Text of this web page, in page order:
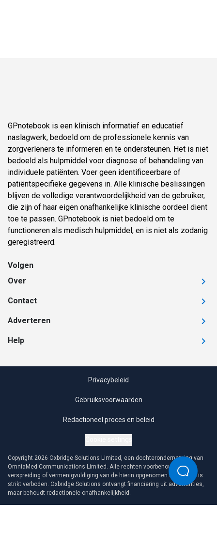
GPnotebook is een klinisch informatief en educatief
naslagwerk, bedoeld om de professionele kennis van
zorgverleners te informeren en te ondersteunen. Het is niet
bedoeld als hulpmiddel voor diagnose of behandeling van
individuele patiënten. Voer geen identificeerbare of
patiëntspecifieke gegevens in. Alle klinische beslissingen
blijven de volledige verantwoordelijkheid van de gebruiker,
die zijn of haar eigen onafhankelijke klinische oordeel dient
toe te passen. GPnotebook is niet bedoeld om te
functioneren als medisch hulpmiddel, en is niet als zodanig
geregistreerd.
Volgen
Over
Contact
Adverteren
Help
Privacybeleid
Gebruiksvoorwaarden
Redactioneel proces en beleid
Copyright 2026 Oxbridge Solutions Limited, een dochteronderneming van
OmniaMed Communications Limited. Alle rechten voorbehouden. Elke
verspreiding of vermenigvuldiging van de hierin opgenomen informatie is
strikt verboden. Oxbridge Solutions ontvangt financiering uit advertenties,
maar behoudt redactionele onafhankelijkheid.